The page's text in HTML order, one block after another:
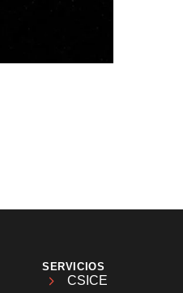
SERVICIOS
CSICE